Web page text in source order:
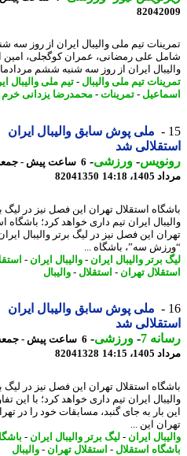
علی رمضانی، عمران کوگجلی، امین
ایران از روز سه شنبه ششم مردادماه ...
تیم ملی والیبال-تیم ملی والیبال ایران -
-تمرینات -محمدرضا یزدانی خرم
ملی پوش سابق والیبال ایران
شد
-ورزشی-
6 ساعت پیش - جمعه 16
14:18
82041350
استقلال تهران این فصل نیز در لیگ برتر
ایران تیم داری خواهد کرد؛ باشگاه
این فصل نیز در لیگ برتر والیبال ایران
سه”، باشگاه ...
برتر والیبال ایران - والیبال ایران - استقلال
تهران- استقلال-والیبال
ملی پوش سابق والیبال ایران
شد
7
-ورزشی-
6 ساعت پیش - جمعه 16
14:15
82041328
استقلال تهران این فصل نیز در لیگ برتر
ایران تیم داری خواهد کرد؛ با این تفاوت
بار به جای گنبد، مسابقات خود را در تهران
این ...
ایران - لیگ برتر والیبال ایران - باشگاه
استقلال-استقلال تهران- والیبال